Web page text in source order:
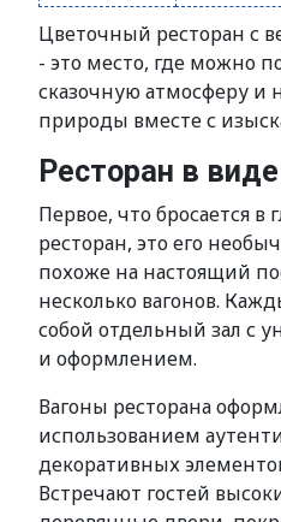
Цветочный ресторан с
- это место, где можно
сказочную атмосферу и
природы вместе с
Ресторан в
Первое, что бросается в
ресторан, это его
похоже на настоящий
несколько вагонов.
собой отдельный зал с
и оформлением.
Вагоны ресторана
использованием
декоративных
Встречают гостей